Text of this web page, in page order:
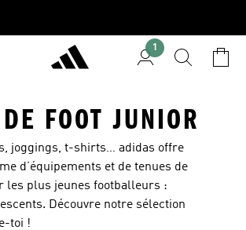
1
FOOT JUNIOR
joggings, t-shirts… adidas offre
d’équipements et de tenues de
les plus jeunes footballeurs :
Découvre notre sélection
toi !